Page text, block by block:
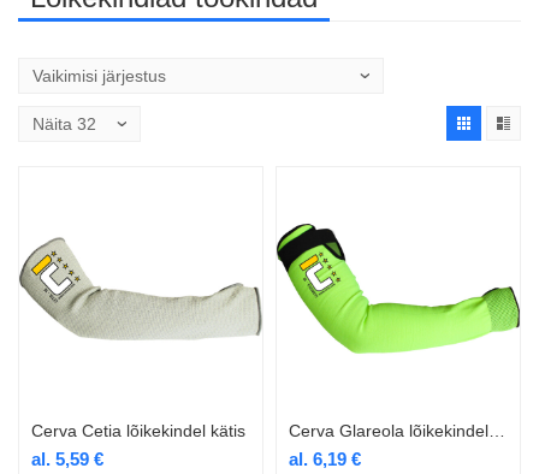
Cerva Cetia lõikekindel kätis
al. 5,59 € al. 6,19 €